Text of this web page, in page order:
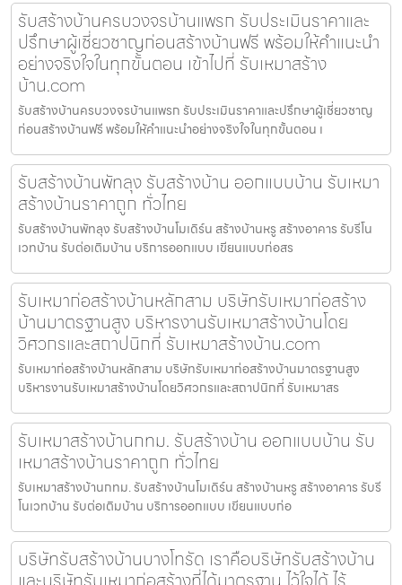
รับสร้างบ้านครบวงจรบ้านแพรก รับประเมินราคาและ
ปรึกษาผู้เชี่ยวชาญก่อนสร้างบ้านฟรี พร้อมให้คำแนะนำ
อย่างจริงใจในทุกขั้นตอน เข้าไปที่ รับเหมาสร้าง
บ้าน.com
รับสร้างบ้านครบวงจรบ้านแพรก รับประเมินราคาและปรึกษาผู้เชี่ยวชาญ
ก่อนสร้างบ้านฟรี พร้อมให้คำแนะนำอย่างจริงใจในทุกขั้นตอน เ
รับสร้างบ้านพัทลุง รับสร้างบ้าน ออกแบบบ้าน รับเหมา
สร้างบ้านราคาถูก ทั่วไทย
รับสร้างบ้านพัทลุง รับสร้างบ้านโมเดิร์น สร้างบ้านหรู สร้างอาคาร รับรีโน
เวทบ้าน รับต่อเติมบ้าน บริการออกแบบ เขียนแบบก่อสร
รับเหมาก่อสร้างบ้านหลักสาม บริษัทรับเหมาก่อสร้าง
บ้านมาตรฐานสูง บริหารงานรับเหมาสร้างบ้านโดย
วิศวกรและสถาปนิกที่ รับเหมาสร้างบ้าน.com
รับเหมาก่อสร้างบ้านหลักสาม บริษัทรับเหมาก่อสร้างบ้านมาตรฐานสูง
บริหารงานรับเหมาสร้างบ้านโดยวิศวกรและสถาปนิกที่ รับเหมาสร
รับเหมาสร้างบ้านกทม. รับสร้างบ้าน ออกแบบบ้าน รับ
เหมาสร้างบ้านราคาถูก ทั่วไทย
รับเหมาสร้างบ้านกทม. รับสร้างบ้านโมเดิร์น สร้างบ้านหรู สร้างอาคาร รับรี
โนเวทบ้าน รับต่อเติมบ้าน บริการออกแบบ เขียนแบบก่อ
บริษัทรับสร้างบ้านบางโทรัด เราคือบริษัทรับสร้างบ้าน